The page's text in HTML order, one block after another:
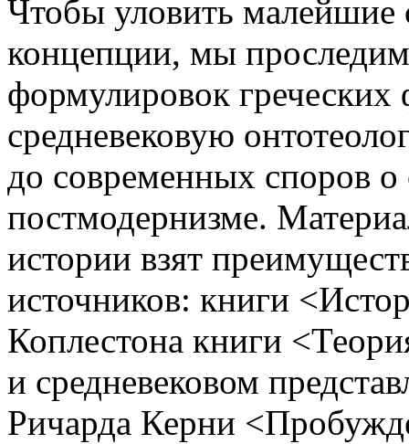
Чтобы уловить малейшие
концепции, мы
формулировок греческих
средневековую
до современных споров о
постмодернизме.
истории взят
источников: книги
Коплестона книги
и средневековом
Ричарда Керни